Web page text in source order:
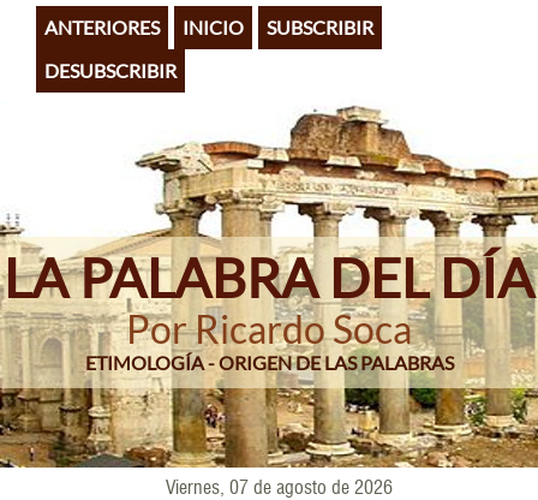
Pasar
contenido
principal
ANTERIORES INICIO
SUBSCRIBIR
DESUBSCRIBIR
LA PALABRA DEL DÍA
Por Ricardo Soca
ETIMOLOGÍA - ORIGEN DE LAS PALABRAS
Viernes, 07 de agosto de 2026